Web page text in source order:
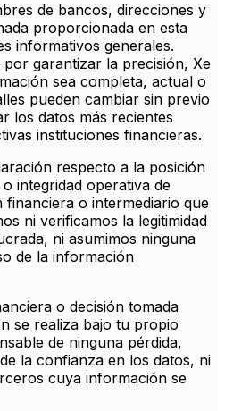
de bancos, direcciones y
proporcionada en esta
informativos generales.
garantizar la precisión, Xe
sea completa, actual o
pueden cambiar sin previo
los datos más recientes
instituciones financieras.
respecto a la posición
integridad operativa de
o intermediario que
ni verificamos la legitimidad
ni asumimos ninguna
de la información
o decisión tomada
se realiza bajo tu propio
de ninguna pérdida,
la confianza en los datos, ni
cuya información se